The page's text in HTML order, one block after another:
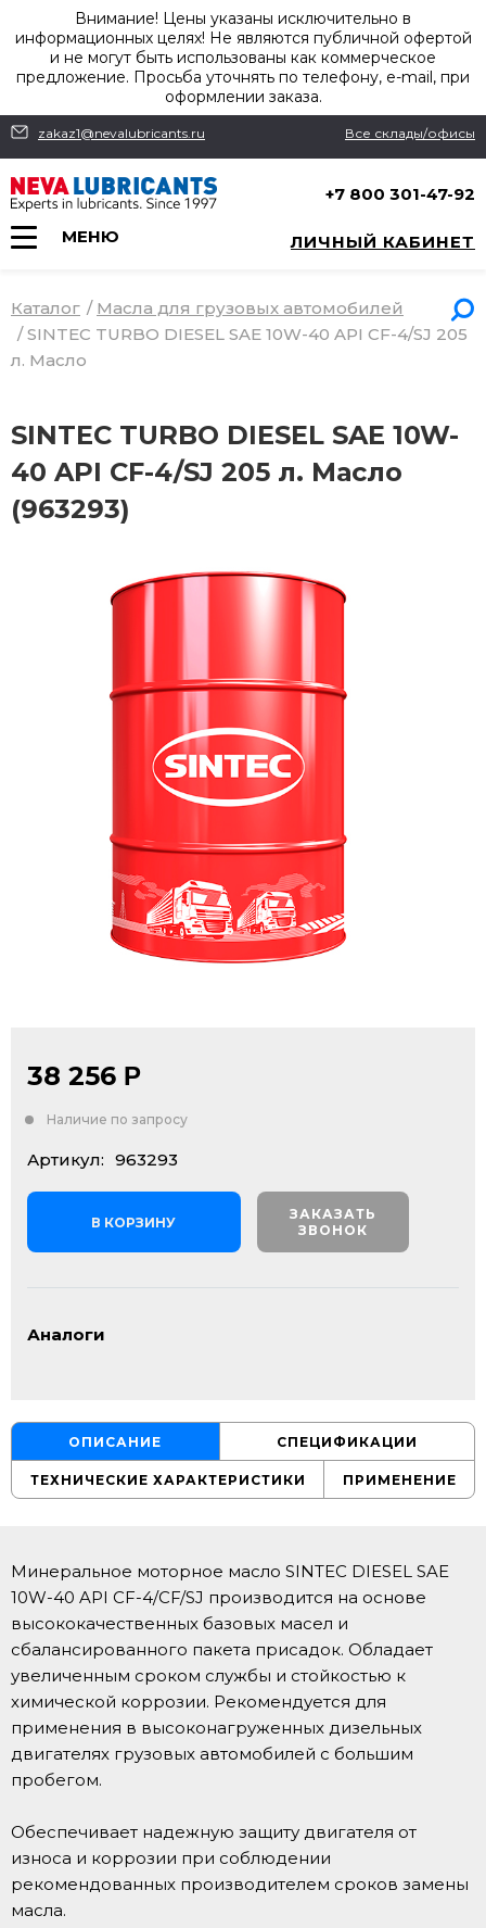
Внимание! Цены указаны исключительно в
информационных целях! Не являются публичной офертой
и не могут быть использованы как коммерческое
предложение. Просьба уточнять по телефону, e-mail, при
оформлении заказа.
zakaz1@nevalubricants.ru Все склады/офисы
+7 800 301-47-92
МЕНЮ ЛИЧНЫЙ КАБИНЕТ
Каталог / Масла для грузовых автомобилей
/ SINTEC TURBO DIESEL SAE 10W-40 API CF-4/SJ 205
л. Масло
SINTEC TURBO DIESEL SAE 10W-
40 API CF-4/SJ 205 л. Масло
(963293)
38 256 Р
Наличие по запросу
Артикул: 963293
В КОРЗИНУ
ЗАКАЗАТЬ
ЗВОНОК
Аналоги
ОПИСАНИЕ СПЕЦИФИКАЦИИ
ТЕХНИЧЕСКИЕ ХАРАКТЕРИСТИКИ ПРИМЕНЕНИЕ
Минеральное моторное масло SINTEC DIESEL SAE
10W-40 API CF-4/CF/SJ производится на основе
высококачественных базовых масел и
сбалансированного пакета присадок. Обладает
увеличенным сроком службы и стойкостью к
химической коррозии. Рекомендуется для
применения в высоконагруженных дизельных
двигателях грузовых автомобилей с большим
пробегом.
Обеспечивает надежную защиту двигателя от
износа и коррозии при соблюдении
рекомендованных производителем сроков замены
масла.